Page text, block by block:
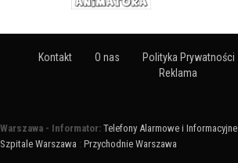
Kontakt O nas Polityka Prywatności
Reklama
Warszawa - Informator: Telefony Alarmowe i Informacyjne
Szpitale Warszawa : Przychodnie Warszawa